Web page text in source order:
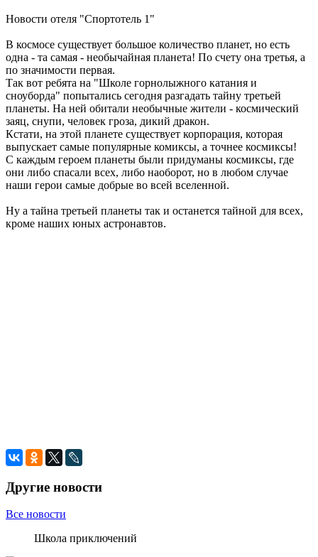
Новости отеля "Спортотель 1"
В космосе существует большое количество планет, но есть
одна - та самая - необычайная планета! По счету она третья, а
по значимости первая.
Так вот ребята на "Школе горнолыжного катания и
сноуборда" попытались сегодня разгадать тайну третьей
планеты. На ней обитали необычные жители - космический
заяц, снупи, человек гроза, дикий дракон.
Кстати, на этой планете существует корпорация, которая
выпускает самые популярные комиксы, а точнее космиксы!
С каждым героем планеты были придуманы космиксы, где
они либо спасали всех, либо наоборот, но в любом случае
наши герои самые добрые во всей вселенной.
Ну а тайна третьей планеты так и останется тайной для всех,
кроме наших юных астронавтов.
Другие новости
Все новости
Школа приключений